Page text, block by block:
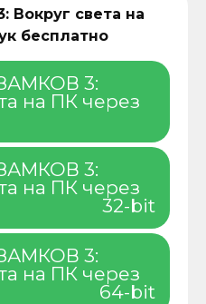
Вокруг света на
бесплатно
ЗАМКОВ 3:
на ПК через
ЗАМКОВ 3:
на ПК через
32-bit
ЗАМКОВ 3:
на ПК через
64-bit